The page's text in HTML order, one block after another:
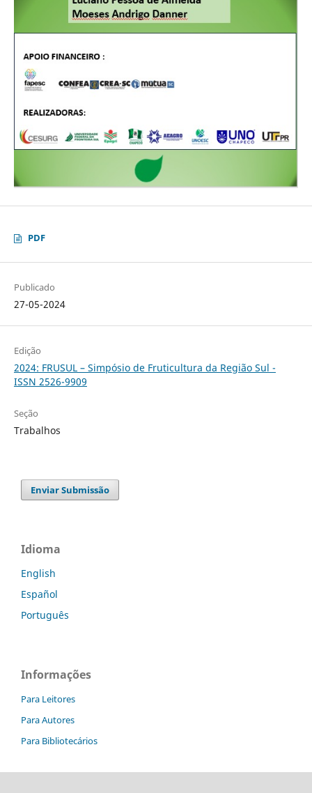
PDF
Publicado
27-05-2024
Edição
2024: FRUSUL – Simpósio de Fruticultura da Região Sul -
ISSN 2526-9909
Seção
Trabalhos
Enviar Submissão
Idioma
English
Español
Português
Informações
Para Leitores
Para Autores
Para Bibliotecários